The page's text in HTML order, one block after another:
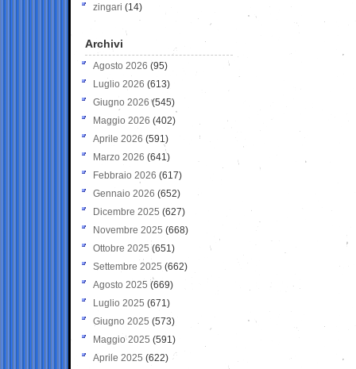
zingari (14)
Archivi
Agosto 2026 (95)
Luglio 2026 (613)
Giugno 2026 (545)
Maggio 2026 (402)
Aprile 2026 (591)
Marzo 2026 (641)
Febbraio 2026 (617)
Gennaio 2026 (652)
Dicembre 2025 (627)
Novembre 2025 (668)
Ottobre 2025 (651)
Settembre 2025 (662)
Agosto 2025 (669)
Luglio 2025 (671)
Giugno 2025 (573)
Maggio 2025 (591)
Aprile 2025 (622)